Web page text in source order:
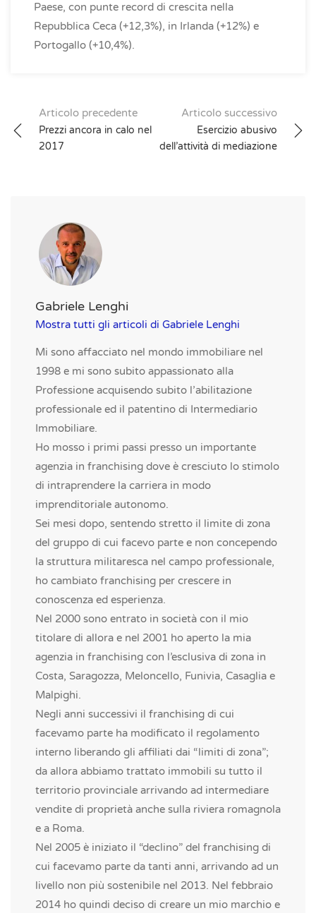
Paese, con punte record di crescita nella
Repubblica Ceca (+12,3%), in Irlanda (+12%) e
Portogallo (+10,4%).
Post
navigation
Articolo precedente
Prezzi ancora in calo nel
2017
Articolo successivo
Esercizio abusivo
dell’attività di mediazione
Gabriele Lenghi
Mostra tutti gli articoli di Gabriele Lenghi
Mi sono affacciato nel mondo immobiliare nel
1998 e mi sono subito appassionato alla
Professione acquisendo subito l’abilitazione
professionale ed il patentino di Intermediario
Immobiliare.
Ho mosso i primi passi presso un importante
agenzia in franchising dove è cresciuto lo stimolo
di intraprendere la carriera in modo
imprenditoriale autonomo.
Sei mesi dopo, sentendo stretto il limite di zona
del gruppo di cui facevo parte e non concependo
la struttura militaresca nel campo professionale,
ho cambiato franchising per crescere in
conoscenza ed esperienza.
Nel 2000 sono entrato in società con il mio
titolare di allora e nel 2001 ho aperto la mia
agenzia in franchising con l’esclusiva di zona in
Costa, Saragozza, Meloncello, Funivia, Casaglia e
Malpighi.
Negli anni successivi il franchising di cui
facevamo parte ha modificato il regolamento
interno liberando gli affiliati dai “limiti di zona”;
da allora abbiamo trattato immobili su tutto il
territorio provinciale arrivando ad intermediare
vendite di proprietà anche sulla riviera romagnola
e a Roma.
Nel 2005 è iniziato il “declino” del franchising di
cui facevamo parte da tanti anni, arrivando ad un
livello non più sostenibile nel 2013. Nel febbraio
2014 ho quindi deciso di creare un mio marchio e